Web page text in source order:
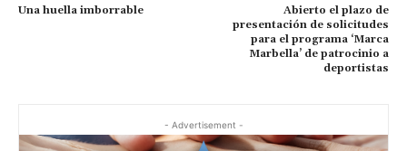
Una huella imborrable
Abierto el plazo de
presentación de solicitudes
para el programa ‘Marca
Marbella’ de patrocinio a
deportistas
- Advertisement -